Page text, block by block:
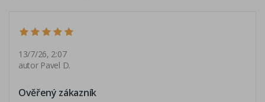
13/7/26, 2:07
autor Pavel D.
Ověřený zákazník